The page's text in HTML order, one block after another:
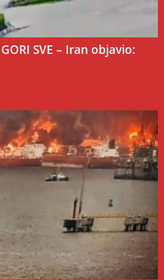
GORI SVE – Iran objavio: